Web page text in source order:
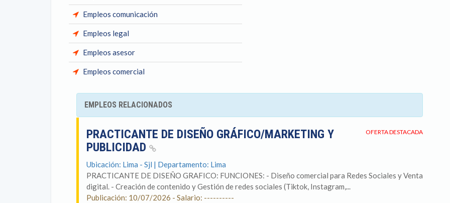
Empleos comunicación
Empleos legal
Empleos asesor
Empleos comercial
EMPLEOS RELACIONADOS
OFERTA DESTACADA
PRACTICANTE DE DISEÑO GRÁFICO/MARKETING Y
PUBLICIDAD
Ubicación: Lima - Sjl | Departamento: Lima
PRACTICANTE DE DISEÑO GRAFICO: FUNCIONES: - Diseño comercial para Redes Sociales y Venta
digital. - Creación de contenido y Gestión de redes sociales (Tiktok, Instagram,...
Publicación: 10/07/2026 - Salario: ----------